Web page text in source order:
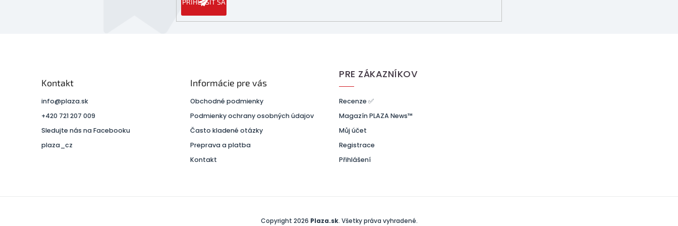
PRIHLÁSIŤ SA
Kontakt
info@plaza.sk
+420 721 207 009
Sledujte nás na Facebooku
plaza_cz
Informácie pre vás
Obchodné podmienky
Podmienky ochrany osobných údajov
Často kladené otázky
Preprava a platba
Kontakt
PRE ZÁKAZNÍKOV
Recenze ✅
Magazín PLAZA News™
Můj účet
Registrace
Přihlášení
Copyright 2026 Plaza.sk. Všetky práva vyhradené.